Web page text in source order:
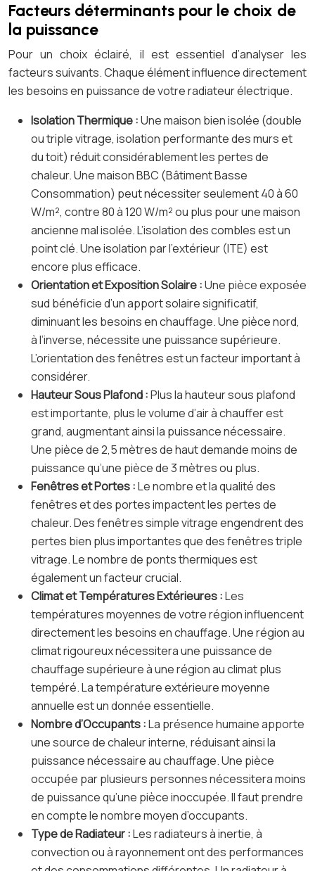
Facteurs déterminants pour le choix de
la puissance
Pour un choix éclairé, il est essentiel d’analyser les
facteurs suivants. Chaque élément influence directement
les besoins en puissance de votre radiateur électrique.
Isolation Thermique :Une maison bien isolée (double
ou triple vitrage, isolation performante des murs et
du toit) réduit considérablement les pertes de
chaleur. Une maison BBC (Bâtiment Basse
Consommation) peut nécessiter seulement 40 à 60
W/m², contre 80 à 120 W/m² ou plus pour une maison
ancienne mal isolée. L’isolation des combles est un
point clé. Une isolation par l’extérieur (ITE) est
encore plus efficace.
Orientation et Exposition Solaire :Une pièce exposée
sud bénéficie d’un apport solaire significatif,
diminuant les besoins en chauffage. Une pièce nord,
à l’inverse, nécessite une puissance supérieure.
L’orientation des fenêtres est un facteur important à
considérer.
Hauteur Sous Plafond :Plus la hauteur sous plafond
est importante, plus le volume d’air à chauffer est
grand, augmentant ainsi la puissance nécessaire.
Une pièce de 2,5 mètres de haut demande moins de
puissance qu’une pièce de 3 mètres ou plus.
Fenêtres et Portes :Le nombre et la qualité des
fenêtres et des portes impactent les pertes de
chaleur. Des fenêtres simple vitrage engendrent des
pertes bien plus importantes que des fenêtres triple
vitrage. Le nombre de ponts thermiques est
également un facteur crucial.
Climat et Températures Extérieures :Les
températures moyennes de votre région influencent
directement les besoins en chauffage. Une région au
climat rigoureux nécessitera une puissance de
chauffage supérieure à une région au climat plus
tempéré. La température extérieure moyenne
annuelle est un donnée essentielle.
Nombre d’Occupants :La présence humaine apporte
une source de chaleur interne, réduisant ainsi la
puissance nécessaire au chauffage. Une pièce
occupée par plusieurs personnes nécessitera moins
de puissance qu’une pièce inoccupée. Il faut prendre
en compte le nombre moyen d’occupants.
Type de Radiateur :Les radiateurs à inertie, à
convection ou à rayonnement ont des performances